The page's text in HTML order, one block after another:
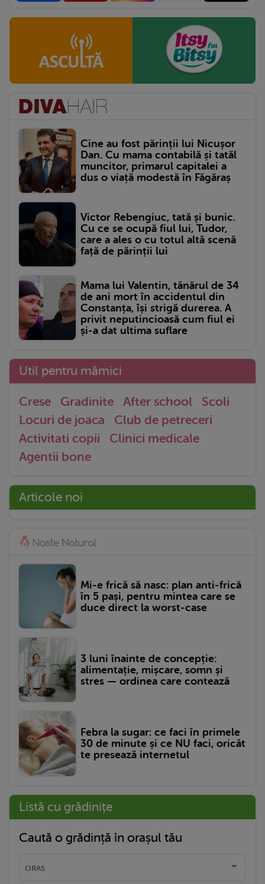
Cine au fost părinții lui Nicușor
Dan. Cu mama contabilă și tatăl
muncitor, primarul capitalei a
dus o viață modestă în Făgăraș
Victor Rebengiuc, tată și bunic.
Cu ce se ocupă fiul lui, Tudor,
care a ales o cu totul altă scenă
față de părinții lui
Mama lui Valentin, tânărul de 34
de ani mort în accidentul din
Constanța, își strigă durerea. A
privit neputincioasă cum fiul ei
și-a dat ultima suflare
Util pentru mămici
Crese Gradinite After school
Scoli
Locuri de joaca
Club de petreceri
Activitati copii
Clinici medicale
Agentii bone
Articole noi
Mi-e frică să nasc: plan anti-frică
în 5 pași, pentru mintea care se
duce direct la worst-case
3 luni înainte de concepție:
alimentație, mișcare, somn și
stres — ordinea care contează
Febra la sugar: ce faci în primele
30 de minute și ce NU faci, oricât
te presează internetul
Listă cu grădinițe
Caută o grădință în orașul tău